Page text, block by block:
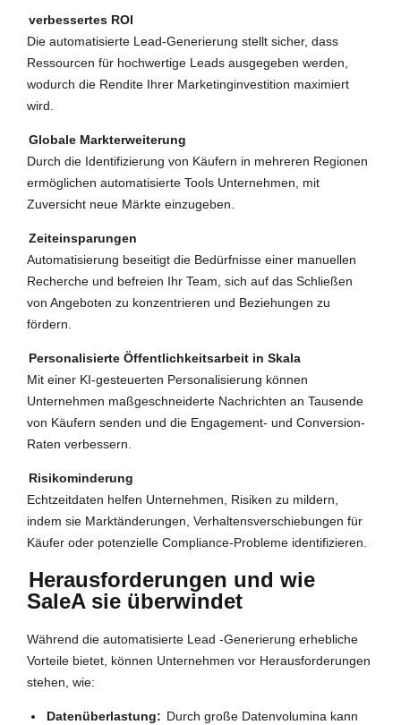
verbessertes ROI
Die automatisierte Lead-Generierung stellt sicher, dass
Ressourcen für hochwertige Leads ausgegeben werden,
wodurch die Rendite Ihrer Marketinginvestition maximiert
wird.
Globale Markterweiterung
Durch die Identifizierung von Käufern in mehreren Regionen
ermöglichen automatisierte Tools Unternehmen, mit
Zuversicht neue Märkte einzugeben.
Zeiteinsparungen
Automatisierung beseitigt die Bedürfnisse einer manuellen
Recherche und befreien Ihr Team, sich auf das Schließen
von Angeboten zu konzentrieren und Beziehungen zu
fördern.
Personalisierte Öffentlichkeitsarbeit in Skala
Mit einer KI-gesteuerten Personalisierung können
Unternehmen maßgeschneiderte Nachrichten an Tausende
von Käufern senden und die Engagement- und Conversion-
Raten verbessern.
Risikominderung
Echtzeitdaten helfen Unternehmen, Risiken zu mildern,
indem sie Marktänderungen, Verhaltensverschiebungen für
Käufer oder potenzielle Compliance-Probleme identifizieren.
Herausforderungen und wie
SaleA sie überwindet
Während die automatisierte Lead -Generierung erhebliche
Vorteile bietet, können Unternehmen vor Herausforderungen
stehen, wie:
Datenüberlastung: Durch große Datenvolumina kann